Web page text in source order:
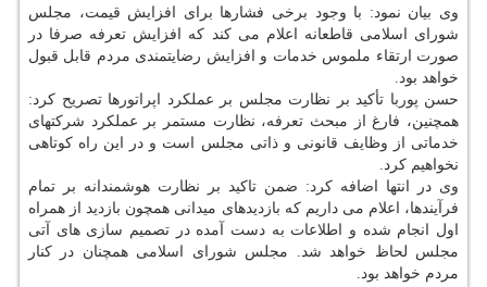
وی بیان نمود: با وجود برخی فشارها برای افزایش قیمت، مجلس
شورای اسلامی قاطعانه اعلام می کند که افزایش تعرفه صرفا در
صورت ارتقاء ملموس خدمات و افزایش رضایتمندی مردم قابل قبول
خواهد بود.
حسن پوربا تأکید بر نظارت مجلس بر عملکرد اپراتورها تصریح کرد:
همچنین، فارغ از مبحث تعرفه، نظارت مستمر بر عملکرد شرکتهای
خدماتی از وظایف قانونی و ذاتی مجلس است و در این راه کوتاهی
نخواهیم کرد.
وی در انتها اضافه کرد: ضمن تاکید بر نظارت هوشمندانه بر تمام
فرآیندها، اعلام می داریم که بازدیدهای میدانی همچون بازدید از همراه
اول انجام شده و اطلاعات به دست آمده در تصمیم سازی های آتی
مجلس لحاظ خواهد شد. مجلس شورای اسلامی همچنان در کنار
مردم خواهد بود.